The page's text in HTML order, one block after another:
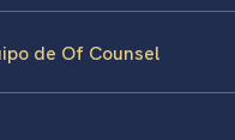
de Of Counsel